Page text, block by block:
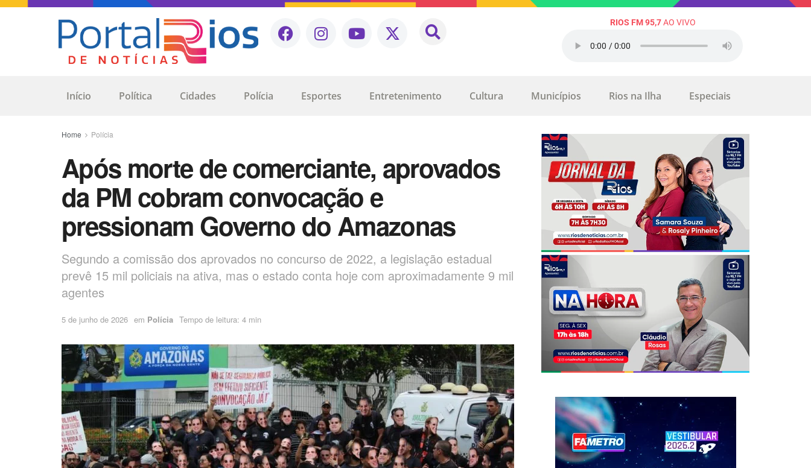
RIOS FM 95,7AO VIVO
Início Política Cidades Polícia Esportes Entretenimento Cultura Municípios Rios na Ilha Especiais
Home Polícia
Após morte de comerciante, aprovados
da PM cobram convocação e
pressionam Governo do Amazonas
Segundo a comissão dos aprovados no concurso de 2022, a legislação estadual
prevê 15 mil policiais na ativa, mas o estado conta hoje com aproximadamente 9 mil
agentes
5 de junho de 2026 em Polícia Tempo de leitura: 4 min